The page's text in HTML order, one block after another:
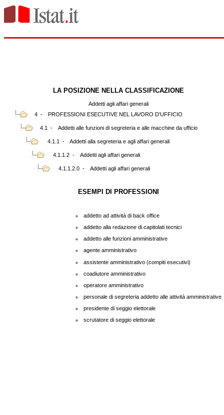
LA POSIZIONE NELLA CLASSIFICAZIONE
Addetti agli affari generali
4 -
PROFESSIONI ESECUTIVE NEL LAVORO D'UFFICIO
4.1 - Addetti alle funzioni di segreteria e alle macchine da ufficio
4.1.1 - Addetti alla segreteria e agli affari generali
4.1.1.2 - Addetti agli affari generali
4.1.1.2.0 - Addetti agli affari generali
ESEMPI DI PROFESSIONI
addetto ad attività di back office
addetto alla redazione di capitolati tecnici
addetto alle funzioni amministrative
agente amministrativo
assistente amministrativo (compiti esecutivi)
coadiutore amministrativo
operatore amministrativo
personale di segreteria addetto alle attività amministrative
presidente di seggio elettorale
scrutatore di seggio elettorale